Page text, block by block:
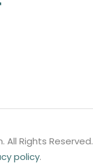
All Rights Reserved.
policy.